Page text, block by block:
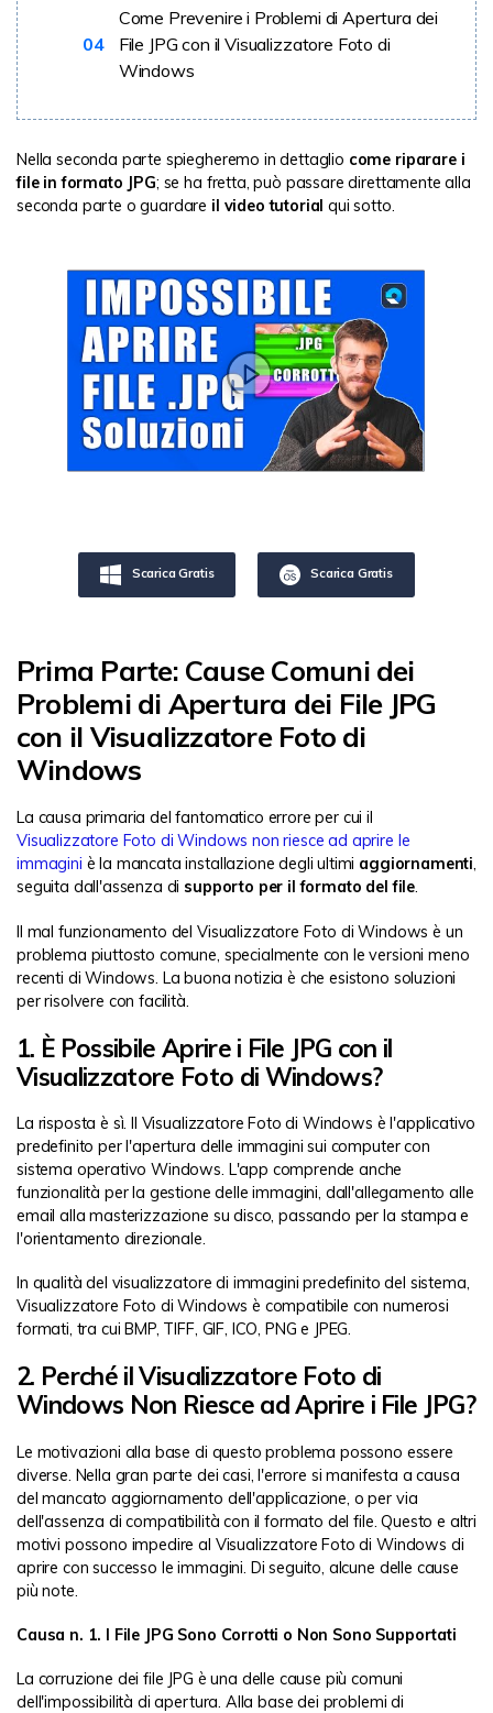
04
Come Prevenire i Problemi di Apertura dei
File JPG con il Visualizzatore Foto di
Windows
Nella seconda parte spiegheremo in dettaglio come riparare i
file in formato JPG; se ha fretta, può passare direttamente alla
seconda parte o guardare il video tutorial qui sotto.
Scarica Gratis Scarica Gratis
Prima Parte: Cause Comuni dei
Problemi di Apertura dei File JPG
con il Visualizzatore Foto di
Windows
La causa primaria del fantomatico errore per cui il
Visualizzatore Foto di Windows non riesce ad aprire le
immagini è la mancata installazione degli ultimi aggiornamenti,
seguita dall'assenza di supporto per il formato del file.
Il mal funzionamento del Visualizzatore Foto di Windows è un
problema piuttosto comune, specialmente con le versioni meno
recenti di Windows. La buona notizia è che esistono soluzioni
per risolvere con facilità.
1. È Possibile Aprire i File JPG con il
Visualizzatore Foto di Windows?
La risposta è sì. Il Visualizzatore Foto di Windows è l'applicativo
predefinito per l'apertura delle immagini sui computer con
sistema operativo Windows. L'app comprende anche
funzionalità per la gestione delle immagini, dall'allegamento alle
email alla masterizzazione su disco, passando per la stampa e
l'orientamento direzionale.
In qualità del visualizzatore di immagini predefinito del sistema,
Visualizzatore Foto di Windows è compatibile con numerosi
formati, tra cui BMP, TIFF, GIF, ICO, PNG e JPEG.
2. Perché il Visualizzatore Foto di
Windows Non Riesce ad Aprire i File JPG?
Le motivazioni alla base di questo problema possono essere
diverse. Nella gran parte dei casi, l'errore si manifesta a causa
del mancato aggiornamento dell'applicazione, o per via
dell'assenza di compatibilità con il formato del file. Questo e altri
motivi possono impedire al Visualizzatore Foto di Windows di
aprire con successo le immagini. Di seguito, alcune delle cause
più note.
Causa n. 1. I File JPG Sono Corrotti o Non Sono Supportati
La corruzione dei file JPG è una delle cause più comuni
dell'impossibilità di apertura. Alla base dei problemi di